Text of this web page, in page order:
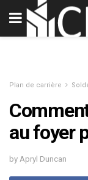
Plan de carrière
au foyer
by Apryl Duncan